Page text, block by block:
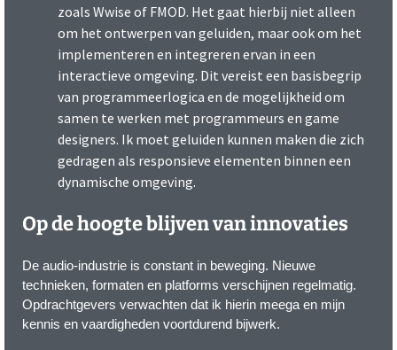
zoals Wwise of FMOD. Het gaat hierbij niet alleen
om het ontwerpen van geluiden, maar ook om het
implementeren en integreren ervan in een
interactieve omgeving. Dit vereist een basisbegrip
van programmeerlogica en de mogelijkheid om
samen te werken met programmeurs en game
designers. Ik moet geluiden kunnen maken die zich
gedragen als responsieve elementen binnen een
dynamische omgeving.
Op de hoogte blijven van innovaties
De audio-industrie is constant in beweging. Nieuwe
technieken, formaten en platforms verschijnen regelmatig.
Opdrachtgevers verwachten dat ik hierin meega en mijn
kennis en vaardigheden voortdurend bijwerk.